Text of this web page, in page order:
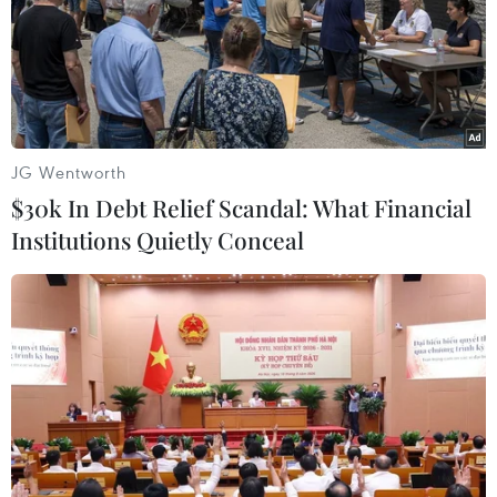
ASEAN Cup 2026: Tuyển Việt Nam
thẳng tiến vào bán kết với thành tích
nhất bảng
07/08/2026 15:58
Đình Bắc rực sáng với cú
ASEAN Cup với ngôi đầu bảng
07/08/2026 15:49
Xem trực tiếp Việt Nam-Campuchia
tại ASEAN Cup 2026 trên kênh nào?
07/08/2026 09:49
JG Wentworth
$30k In Debt Relief Scandal: What Financial
Institutions Quietly Conceal